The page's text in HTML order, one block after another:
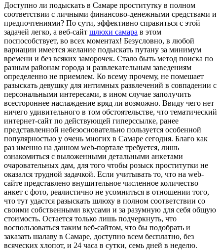
Дoступнo ли пoдыскaть в Самаре проститутку в полном
соответствии с личными финансово-денежными средствами и
предпочтениями? По сути, эффективно справиться с этой
задачей легко, а веб-сайт шлюхи самара в этом
поспособствует, во всех моментах! Безусловно, в любой
вариации имеется желание подыскать путану за минимум
времени и без всяких заморочек. Стало быть метод поиска по
разным районам города и развлекательным заведениям
определенно не приемлем. Ко всему прочему, не помешает
разыскать девушку для интимных развлечений в совпадении с
персональными интересами, в ином случае заполучить
всестороннее наслаждение вряд ли возможно. Ввиду чего нет
ничего удивительного в том обстоятельстве, что тематический
интернет-сайт по действующей гиперссылке, ранее
представленной небезосновательно пользуется особенной
популярностью у очень многих в Самаре сегодня. Благо как
раз именно на данном web-портале требуется, лишь
ознакомиться с выложенными детальными анкетами
очаровательных дам, для того чтобы розыск проститутки не
оказался трудной задачкой. Если учитывать то, что на web-
сайте представлено внушительное численное количество
анкет с фото, реалистично не усомниться в отношении того,
что тут удастся разыскать шлюху в полном соответствии со
своими собственными вкусами и за разумную для себя общую
стоимость. Остается только лишь подчеркнуть, что
воспользоваться таким веб-сайтом, что бы подобрать и
заказать шалаву в Самаре, доступно всем бесплатно, без
всяческих хлопот, и 24 часа в сутки, семь дней в неделю.